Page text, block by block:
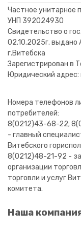
Наша
Частное унитарное
УНП 392024930
Свидетельство о
02.10.2025г. выдано
г.Витебска
Зарегистрирован в
Юридический адрес:
Номера телефонов
потребителей:
8(0212)43-68-22;
- главный
Витебского
8(0212)48-21-92 -
организации
торговли и услуг
комитета.